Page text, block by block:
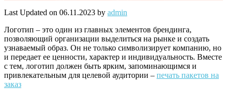
Last Updated on 06.11.2023 by admin
Логотип – это один из главных элементов брендинга,
позволяющий организации выделиться на рынке и создать
узнаваемый образ. Он не только символизирует компанию, но
и передает ее ценности, характер и индивидуальность. Вместе
с тем, логотип должен быть ярким, запоминающимся и
привлекательным для целевой аудитории – печать пакетов на
заказ